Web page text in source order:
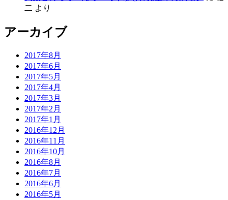
二 より
アーカイブ
2017年8月
2017年6月
2017年5月
2017年4月
2017年3月
2017年2月
2017年1月
2016年12月
2016年11月
2016年10月
2016年8月
2016年7月
2016年6月
2016年5月